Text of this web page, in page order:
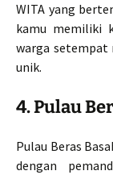
WITA yang
kamu memiliki
warga setempat
unik.
4. Pulau
Pulau Beras
dengan